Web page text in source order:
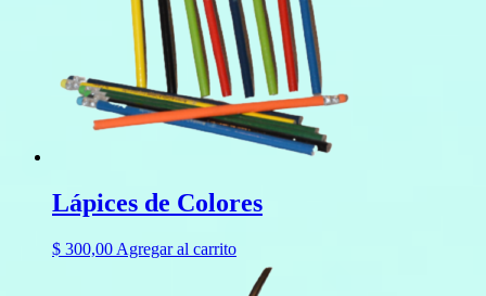
Lápices de Colores
$ 300,00 Agregar al carrito